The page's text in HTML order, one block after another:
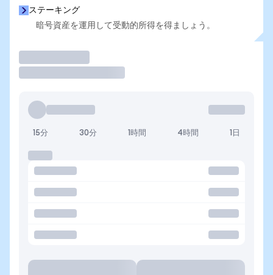
ステーキング
暗号資産を運用して受動的所得を得ましょう。
15分 30分 1時間 4時間 1日